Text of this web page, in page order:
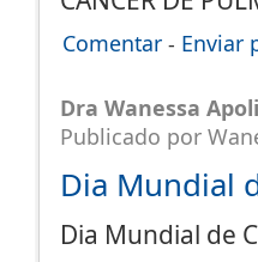
Comentar - Enviar
Dra Wanessa
Publicado por
Dia Mundial
Dia Mundial de